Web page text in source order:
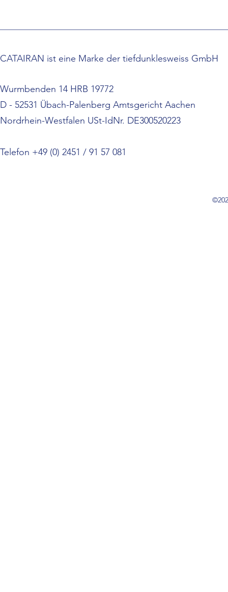
CATAIRAN ist eine Marke der tiefdunklesweiss GmbH
Wurmbenden 14 HRB 19772
D - 52531 Übach-Palenberg Amtsgericht Aachen
Nordrhein-Westfalen USt-IdNr. DE300520223
Telefon +49 (0) 2451 / 91 57 081